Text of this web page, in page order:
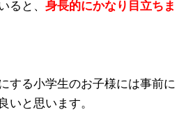
ると、 身長的にかなり目立ちま
する小学生のお子様には事前に
いと思います。